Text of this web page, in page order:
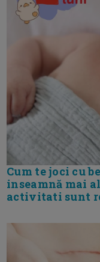
Cum te joci cu
inseamnă mai
activitati sunt